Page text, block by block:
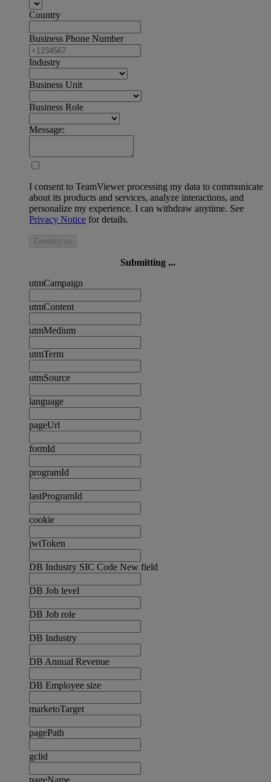
Country
Business Phone Number
Industry
Business Unit
Business Role
Message:
I consent to TeamViewer processing my data to communicate
about its products and services, analyze interactions, and
personalize my experience. I can withdraw anytime. See
Privacy Notice for details.
Contact us
Submitting ...
utmCampaign
utmContent
utmMedium
utmTerm
utmSource
language
pageUrl
formId
programId
lastProgramId
cookie
jwtToken
DB Industry SIC Code New field
DB Job level
DB Job role
DB Industry
DB Annual Revenue
DB Employee size
marketoTarget
pagePath
gclid
pageName